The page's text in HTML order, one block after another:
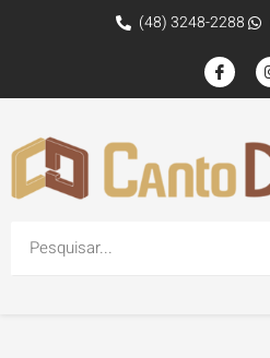
(48) 3248-2288